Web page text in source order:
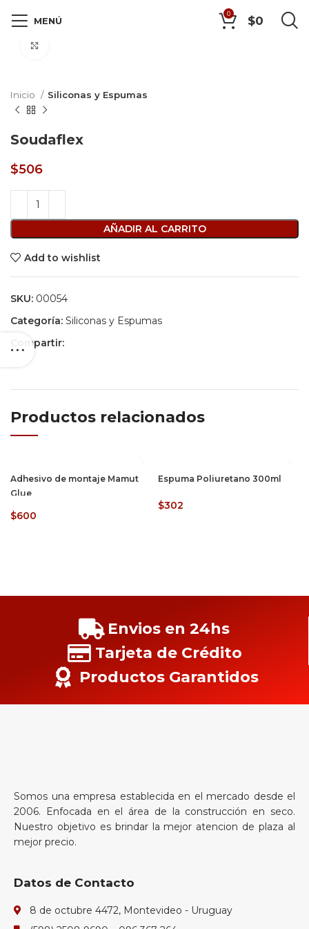
MENÚ
0 $0
Inicio Siliconas y Espumas
Soudaflex
$506
AÑADIR AL CARRITO
Add to wishlist
SKU: 00054
Categoría: Siliconas y Espumas
Compartir:
Productos relacionados
Adhesivo de montaje Mamut
Glue
$600
Espuma Poliuretano 300ml
$302
Envios en 24hs
Tarjeta de Crédito
Productos Garantidos
Somos una empresa establecida en el mercado desde el
2006. Enfocada en el área de la construcción en seco.
Nuestro objetivo es brindar la mejor atencion de plaza al
mejor precio.
Datos de Contacto
8 de octubre 4472, Montevideo - Uruguay